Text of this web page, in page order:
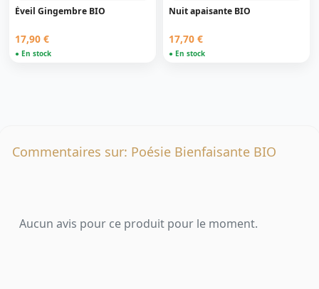
Éveil Gingembre BIO
17,90 €
● En stock
Nuit apaisante BIO
17,70 €
● En stock
Commentaires sur: Poésie Bienfaisante BIO
Aucun avis pour ce produit pour le moment.